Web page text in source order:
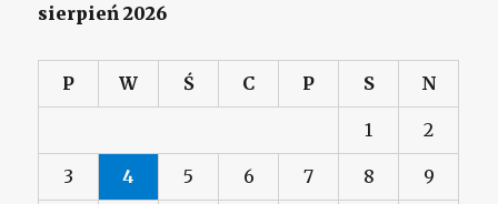
sierpień 2026
P W Ś C P S N
1 2
3 4 5 6 7 8 9